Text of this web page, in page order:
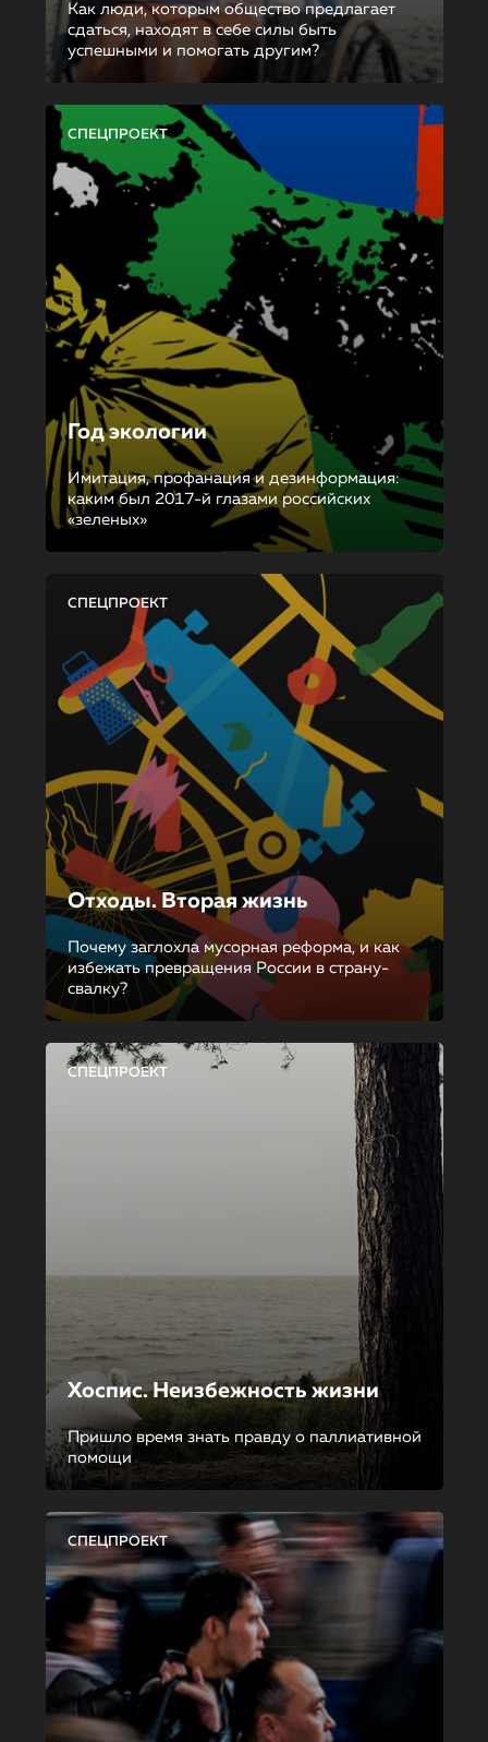
Как люди, которым общество предлагает
сдаться, находят в себе силы быть
успешными и помогать другим?
СПЕЦПРОЕКТ
Год экологии
Имитация, профанация и дезинформация:
каким был 2017-й глазами российских
«зеленых»
СПЕЦПРОЕКТ
Отходы. Вторая жизнь
Почему заглохла мусорная реформа, и как
избежать превращения России в страну-
свалку?
СПЕЦПРОЕКТ
Хоспис. Неизбежность жизни
Пришло время знать правду о паллиативной
помощи
СПЕЦПРОЕКТ